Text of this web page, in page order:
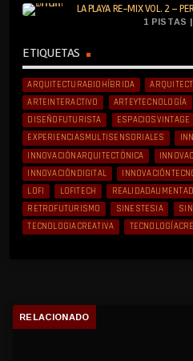
LA PLAYA RE-MIX VOL. 2 –
1 PISTAS
ETIQUETAS
ARQUITECTURABIOHÍBRIDA
ARTEINTERACTIVO
ARTEYTECNOLOGÍA
DISEÑOFUTURISTA
ESPACIOSVINTAGE
EXPERIENCIASMULTISENSORIALES
INNOVACIÓNARQUITECTÓNICA
INNOVACIÓNDIGITAL
LOFI
LOFITECH
RETROFUTURISMO
SINESTESIA
TECNOLOGIACREATIVA
RELACIONADO